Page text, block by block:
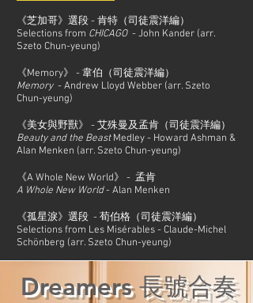
《芝加哥》選段 - 肯特（司徒震洋編）
Selections from CHICAGO- John Kander (arr.
Szeto Chun-yeung)
《Memory》 - 韋伯（司徒震洋編）
Memory- Andrew Lloyd Webber (arr. Szeto
Chun-yeung)
《美女與野獸》 - 艾殊曼及孟肯（司徒震洋編）
Beauty and the BeastMedley - Howard Ashman &
Alan Menken (arr. Szeto Chun-yeung)
《A Whole New World》 - 孟肯
A Whole New World- Alan Menken
《孤星淚》選段 - 荀伯格（司徒震洋編）
Selections from Les Misérables - Claude-Michel
Schönberg (arr. Szeto Chun-yeung)
Dreamers 長號合奏